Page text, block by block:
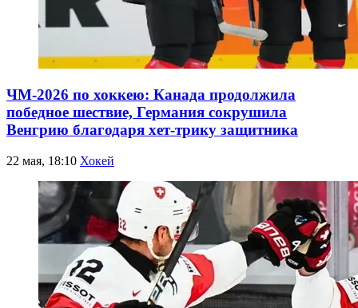
ЧМ-2026 по хоккею: Канада продолжила
победное шествие, Германия сокрушила
Венгрию благодаря хет-трику защитника
22 мая, 18:10 Хокей